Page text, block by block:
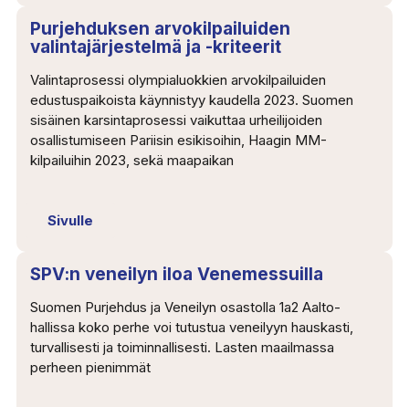
Purjehduksen arvokilpailuiden
valintajärjestelmä ja -kriteerit
Valintaprosessi olympialuokkien arvokilpailuiden
edustuspaikoista käynnistyy kaudella 2023. Suomen
sisäinen karsintaprosessi vaikuttaa urheilijoiden
osallistumiseen Pariisin esikisoihin, Haagin MM-
kilpailuihin 2023, sekä maapaikan
Sivulle
SPV:n veneilyn iloa Venemessuilla
Suomen Purjehdus ja Veneilyn osastolla 1a2 Aalto-
hallissa koko perhe voi tutustua veneilyyn hauskasti,
turvallisesti ja toiminnallisesti. Lasten maailmassa
perheen pienimmät